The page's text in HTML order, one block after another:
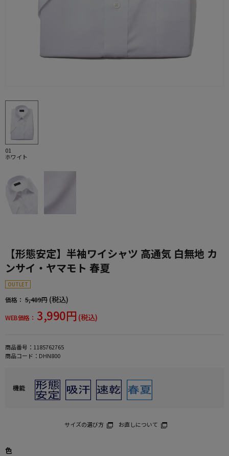
01
ホワイト
【形態安定】半袖ワイシャツ 高通気 白無地 カ
ンサイ・ヤマモト 春夏
OUTLET
価格： 5,489円 (税込)
WEB価格： 3,990円 (税込)
商品番号： 1185762765
商品コード： DHN800
機能
サイズの選び方 お直しについて
色